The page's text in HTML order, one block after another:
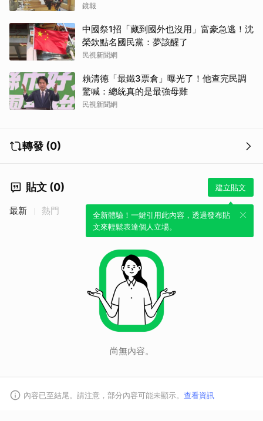
健雅崩潰難接受
鏡報
中國祭1招「藏到國外也沒用」富豪急逃！沈
榮欽點名國民黨：夢該醒了
民視新聞網
賴清德「最鐵3票倉」曝光了！他查完民調
驚喊：總統真的是最強母雞
民視新聞網
轉發 (0)
貼文 (0) 建立貼文
全新體驗！一鍵引用此內容，透過發布貼
文來輕鬆表達個人立場。
最新 熱門
尚無內容。
內容已至結尾。請注意，部分內容可能未顯示。 查看資訊